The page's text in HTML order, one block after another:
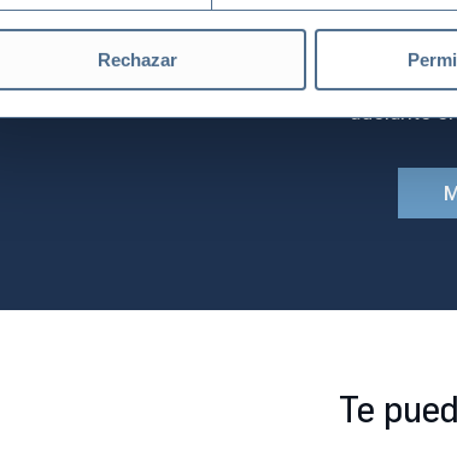
Rechazar
Si quieres formar parte del mayor movimiento
adelante
Te